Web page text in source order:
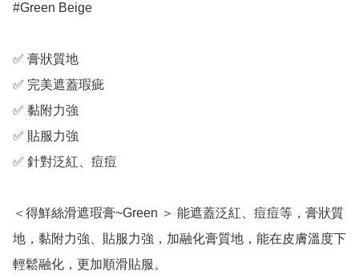
#Green Beige
✅ 膏狀質地
✅ 完美遮蓋瑕疵
✅ 黏附力強
✅ 貼服力強
✅ 針對泛紅、痘痘
＜得鮮絲滑遮瑕膏~Green ＞ 能遮蓋泛紅、痘痘等，膏狀質
地，黏附力強、貼服力強，加融化膏質地，能在皮膚溫度下
輕鬆融化，更加順滑貼服。